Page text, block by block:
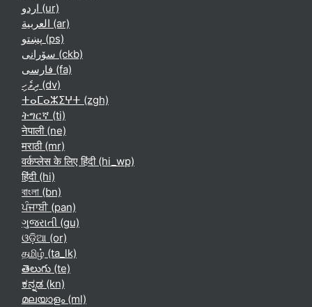
اردو ‎(ur)‎
العربية ‎(ar)‎
پښتو ‎(ps)‎
سۆرانی ‎(ckb)‎
فارسی ‎(fa)‎
ދިވެހި ‎(dv)‎
ⵜⴰⵎⴰⵣⵉⵖⵜ ‎(zgh)‎
ትግርኛ ‎(ti)‎
नेपाली ‎(ne)‎
मराठी ‎(mr)‎
वर्कप्लेस के लिए हिंदी ‎(hi_wp)‎
हिंदी ‎(hi)‎
বাংলা ‎(bn)‎
ਪੰਜਾਬੀ ‎(pan)‎
ગુજરાતી ‎(gu)‎
ଓଡ଼ିଆ ‎(or)‎
தமிழ் ‎(ta_lk)‎
తెలుగు ‎(te)‎
ಕನ್ನಡ ‎(kn)‎
മലയാളം ‎(ml)‎